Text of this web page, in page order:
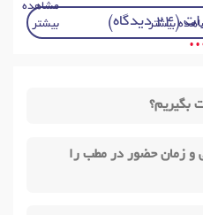
بیشتر
مشاهده
بیشتر
• •
بگیریم؟
و زمان حضور در مطب را